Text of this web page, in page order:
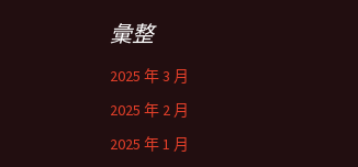
彙整
2025 年 3 月
2025 年 2 月
2025 年 1 月